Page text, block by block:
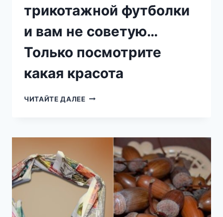
трикотажной футболки
и вам не советую…
Только посмотрите
какая красота
ЧИТАЙТЕ ДАЛЕЕБОЛЬШЕ
ОДНОЙ
СТАРОЙ
ТРИКОТАЖНОЙ
ФУТБОЛКИ
И
ВАМ
НЕ
СОВЕТУЮ…